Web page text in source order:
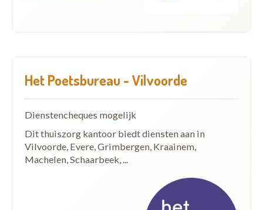
Het Poetsbureau - Vilvoorde
Dienstencheques mogelijk
Dit thuiszorg kantoor biedt diensten aan in
Vilvoorde, Evere, Grimbergen, Kraainem,
Machelen, Schaarbeek, ...